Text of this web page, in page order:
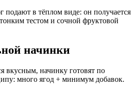
подают в тёплом виде: он получается
тестом и сочной фруктовой
начинки
вкусным, начинку готовят по
много ягод + минимум добавок.